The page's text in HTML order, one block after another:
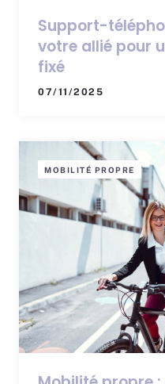
Support-
votre allié pour
fixé
07/11/2025
MOBILITÉ PROPRE